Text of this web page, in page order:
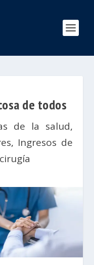
de todos
de la salud,
, Ingresos de